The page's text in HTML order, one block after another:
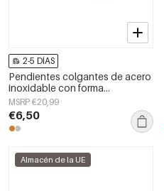
2-5 DÍAS
Pendientes colgantes de acero
inoxidable con forma
geométrica, sencillos para el día
a día, de la serie Simple. Joyería
para mujer.
MSRP €20,99
€6,50
Almacén de la UE